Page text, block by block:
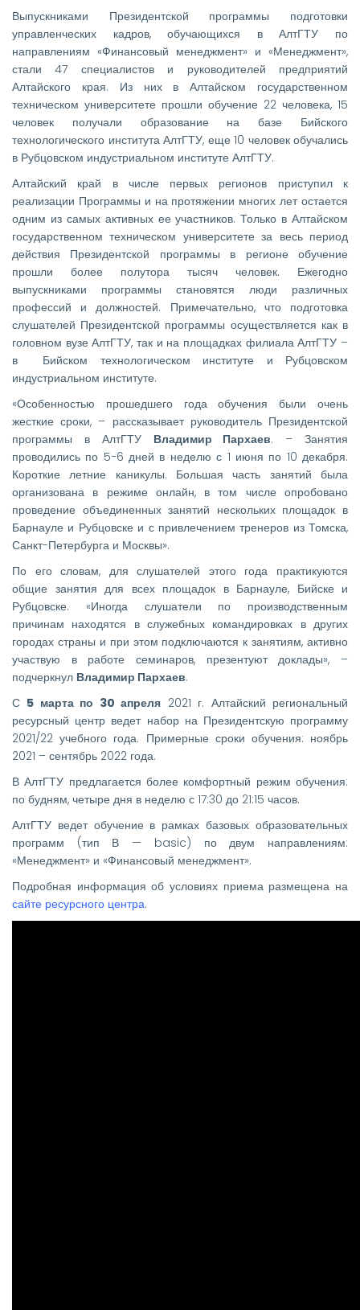
Выпускниками Президентской программы подготовки
управленческих кадров, обучающихся в АлтГТУ по
направлениям «Финансовый менеджмент» и «Менеджмент»,
стали 47 специалистов и руководителей предприятий
Алтайского края. Из них в Алтайском государственном
техническом университете прошли обучение 22 человека, 15
человек получали образование на базе Бийского
технологического института АлтГТУ, еще 10 человек обучались
в Рубцовском индустриальном институте АлтГТУ.
Алтайский край в числе первых регионов приступил к
реализации Программы и на протяжении многих лет остается
одним из самых активных ее участников. Только в Алтайском
государственном техническом университете за весь период
действия Президентской программы в регионе обучение
прошли более полутора тысяч человек. Ежегодно
выпускниками программы становятся люди различных
профессий и должностей. Примечательно, что подготовка
слушателей Президентской программы осуществляется как в
головном вузе АлтГТУ, так и на площадках филиала АлтГТУ –
в Бийском технологическом институте и Рубцовском
индустриальном институте.
«Особенностью прошедшего года обучения были очень
жесткие сроки, – рассказывает руководитель Президентской
программы в АлтГТУ Владимир Пархаев. – Занятия
проводились по 5−6 дней в неделю с 1 июня по 10 декабря.
Короткие летние каникулы. Большая часть занятий была
организована в режиме онлайн, в том числе опробовано
проведение объединенных занятий нескольких площадок в
Барнауле и Рубцовске и с привлечением тренеров из Томска,
Санкт-Петербурга и Москвы».
По его словам, для слушателей этого года практикуются
общие занятия для всех площадок в Барнауле, Бийске и
Рубцовске. «Иногда слушатели по производственным
причинам находятся в служебных командировках в других
городах страны и при этом подключаются к занятиям, активно
участвую в работе семинаров, презентуют доклады», –
подчеркнул Владимир Пархаев.
С 5 марта по 30 апреля 2021 г. Алтайский региональный
ресурсный центр ведет набор на Президентскую программу
2021/22 учебного года. Примерные сроки обучения: ноябрь
2021 – сентябрь 2022 года.
В АлтГТУ предлагается более комфортный режим обучения:
по будням, четыре дня в неделю с 17:30 до 21:15 часов.
АлтГТУ ведет обучение в рамках базовых образовательных
программ (тип В — basic) по двум направлениям:
«Менеджмент» и «Финансовый менеджмент».
Подробная информация об условиях приема размещена на
сайте ресурсного центра.